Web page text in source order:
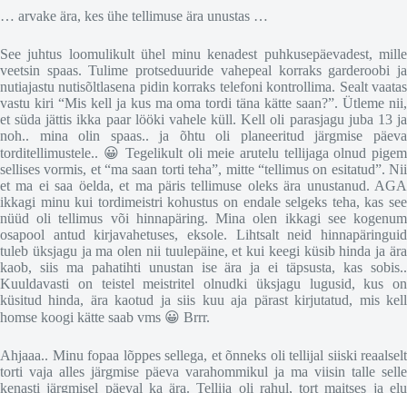
… arvake ära, kes ühe tellimuse ära unustas …
See juhtus loomulikult ühel minu kenadest puhkusepäevadest, mille
veetsin spaas. Tulime protseduuride vahepeal korraks garderoobi ja
nutiajastu nutisõltlasena pidin korraks telefoni kontrollima. Sealt vaatas
vastu kiri “Mis kell ja kus ma oma tordi täna kätte saan?”. Ütleme nii,
et süda jättis ikka paar lööki vahele küll. Kell oli parasjagu juba 13 ja
noh.. mina olin spaas.. ja õhtu oli planeeritud järgmise päeva
torditellimustele.. 😀 Tegelikult oli meie arutelu tellijaga olnud pigem
sellises vormis, et “ma saan torti teha”, mitte “tellimus on esitatud”. Nii
et ma ei saa öelda, et ma päris tellimuse oleks ära unustanud. AGA
ikkagi minu kui tordimeistri kohustus on endale selgeks teha, kas see
nüüd oli tellimus või hinnapäring. Mina olen ikkagi see kogenum
osapool antud kirjavahetuses, eksole. Lihtsalt neid hinnapäringuid
tuleb üksjagu ja ma olen nii tuulepäine, et kui keegi küsib hinda ja ära
kaob, siis ma pahatihti unustan ise ära ja ei täpsusta, kas sobis..
Kuuldavasti on teistel meistritel olnudki üksjagu lugusid, kus on
küsitud hinda, ära kaotud ja siis kuu aja pärast kirjutatud, mis kell
homse koogi kätte saab vms 😀 Brrr.
Ahjaaa.. Minu fopaa lõppes sellega, et õnneks oli tellijal siiski reaalselt
torti vaja alles järgmise päeva varahommikul ja ma viisin talle selle
kenasti järgmisel päeval ka ära. Tellija oli rahul, tort maitses ja elu